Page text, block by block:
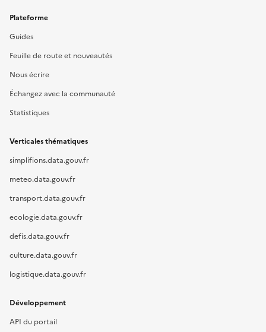
Plateforme
Guides
Feuille de route et nouveautés
Nous écrire
Échangez avec la communauté
Statistiques
Verticales thématiques
simplifions.data.gouv.fr
meteo.data.gouv.fr
transport.data.gouv.fr
ecologie.data.gouv.fr
defis.data.gouv.fr
culture.data.gouv.fr
logistique.data.gouv.fr
Développement
API du portail